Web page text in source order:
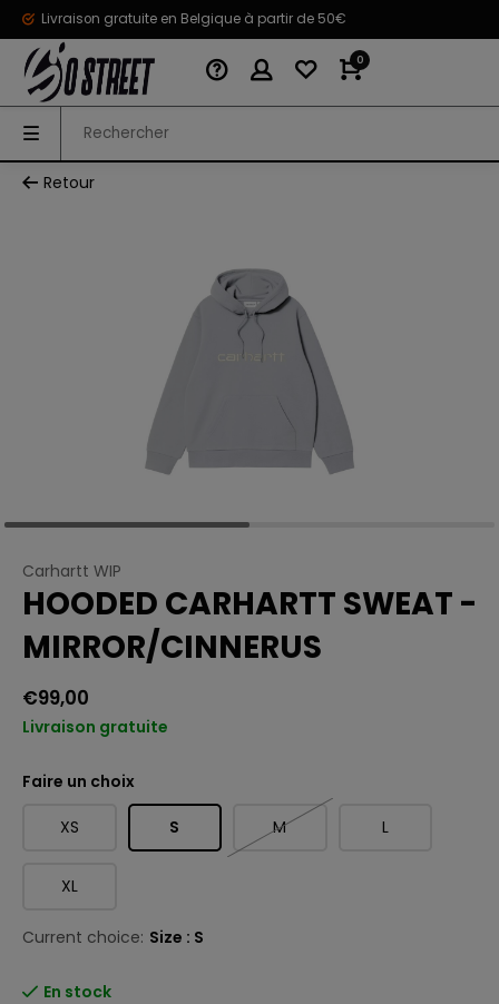
Livraison gratuite en Belgique à partir de 50€
0
Retour
Carhartt WIP
HOODED CARHARTT SWEAT -
MIRROR/CINNERUS
€99,00
Livraison gratuite
Faire un choix
XS S M L
XL
Current choice: Size : S
En stock